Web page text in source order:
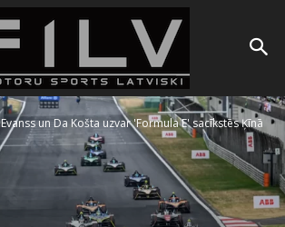
Evanss un Da Košta uzvar 'Formula E' sacīkstēs Ķīnā